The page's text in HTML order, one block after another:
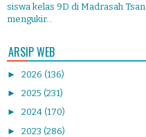
siswa kelas 9D di Madrasah
mengukir...
ARSIP WEB
► 2026 (136)
► 2025 (231)
► 2024 (170)
► 2023 (286)